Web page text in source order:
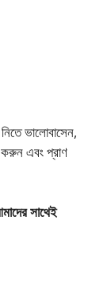
নিতে ভালোবাসেন,
এবং প্রাণ
সাথেই